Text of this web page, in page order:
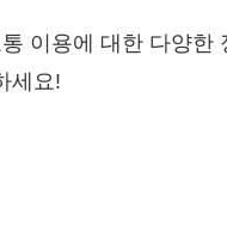
이용에 대한 다양
세요!